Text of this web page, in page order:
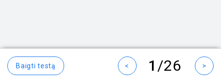
Baigti testą < 1 /26 >